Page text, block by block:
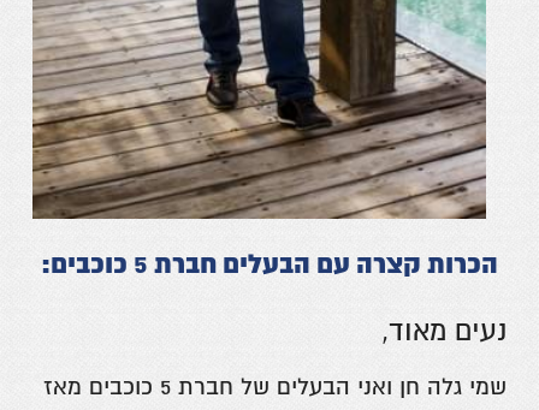
הכרות קצרה עם הבעלים חברת 5 כוכבים:
נעים מאוד,
שמי גלה חן ואני הבעלים של חברת 5 כוכבים מאז